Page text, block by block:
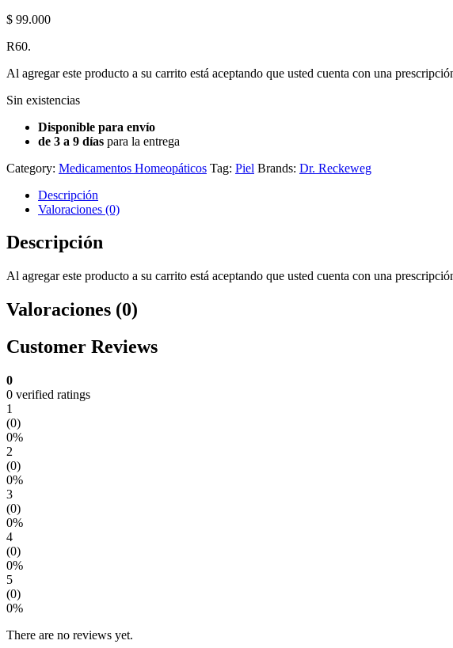
$ 99.000
R60.
Al agregar este producto a su carrito está aceptando que usted cuenta con una
Sin existencias
Disponible para envío
de 3 a 9 días para la entrega
Category: Medicamentos Homeopáticos Tag: Piel Brands: Dr. Reckeweg
Descripción
Valoraciones (0)
Descripción
Al agregar este producto a su carrito está aceptando que usted cuenta con una
Valoraciones (0)
Customer Reviews
0
0 verified ratings
1
(0)
0%
2
(0)
0%
3
(0)
0%
4
(0)
0%
5
(0)
0%
There are no reviews yet.